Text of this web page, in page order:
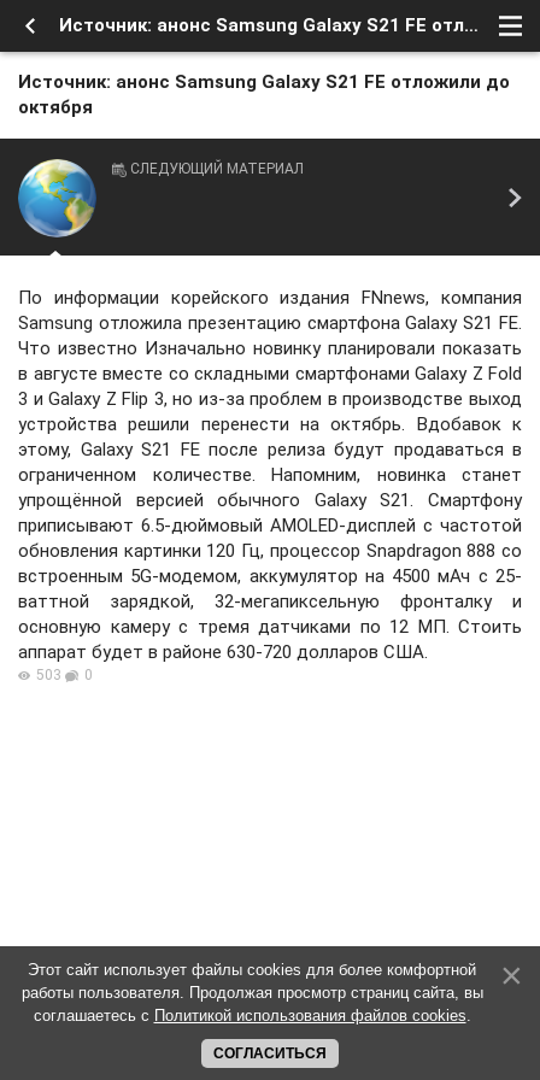
Источник: анонс Samsung Galaxy S21 FE отложили до октября
Источник: анонс Samsung Galaxy S21 FE отложили до
октября
СЛЕДУЮЩИЙ МАТЕРИАЛ
По информации корейского издания FNnews, компания
Samsung отложила презентацию смартфона Galaxy S21 FE.
Что известно Изначально новинку планировали показать
в августе вместе со складными смартфонами Galaxy Z Fold
3 и Galaxy Z Flip 3, но из-за проблем в производстве выход
устройства решили перенести на октябрь. Вдобавок к
этому, Galaxy S21 FE после релиза будут продаваться в
ограниченном количестве. Напомним, новинка станет
упрощённой версией обычного Galaxy S21. Смартфону
приписывают 6.5-дюймовый AMOLED-дисплей с частотой
обновления картинки 120 Гц, процессор Snapdragon 888 со
встроенным 5G-модемом, аккумулятор на 4500 мАч с 25-
ваттной зарядкой, 32-мегапиксельную фронталку и
основную камеру с тремя датчиками по 12 МП. Стоить
аппарат будет в районе 630-720 долларов США.
503 0
Этот сайт использует файлы cookies для более комфортной
работы пользователя. Продолжая просмотр страниц сайта, вы
соглашаетесь с Политикой использования файлов cookies.
СОГЛАСИТЬСЯ